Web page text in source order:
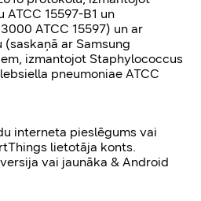
15597-B1 un
ATCC 15597) un ar
ar Samsung
izmantojot Staphylococcus
pneumoniae ATCC
interneta pieslēgums vai
lietotāja konts.
vai jaunāka & Android